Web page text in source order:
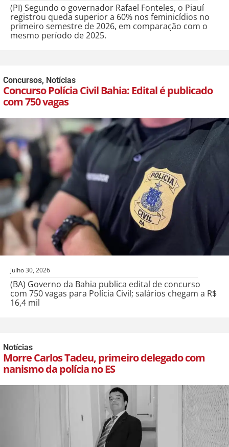
(PI) Segundo o governador Rafael Fonteles, o Piauí
registrou queda superior a 60% nos feminicídios no
primeiro semestre de 2026, em comparação com o
mesmo período de 2025.
Concursos, Notícias
Concurso Polícia Civil Bahia: Edital é publicado
com 750 vagas
julho 30, 2026
(BA) Governo da Bahia publica edital de concurso
com 750 vagas para Polícia Civil; salários chegam a R$
16,4 mil
Notícias
Morre Carlos Tadeu, primeiro delegado com
nanismo da polícia no ES